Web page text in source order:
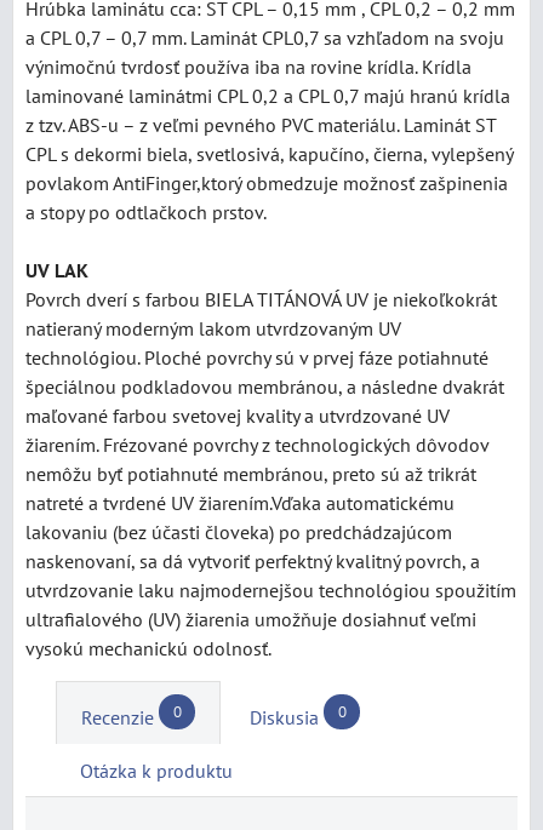
Hrúbka laminátu cca: ST CPL – 0,15 mm , CPL 0,2 – 0,2 mm
a CPL 0,7 – 0,7 mm. Laminát CPL0,7 sa vzhľadom na svoju
výnimočnú tvrdosť používa iba na rovine krídla. Krídla
laminované laminátmi CPL 0,2 a CPL 0,7 majú hranú krídla
z tzv. ABS-u – z veľmi pevného PVC materiálu. Laminát ST
CPL s dekormi biela, svetlosivá, kapučíno, čierna, vylepšený
povlakom AntiFinger,ktorý obmedzuje možnosť zašpinenia
a stopy po odtlačkoch prstov.
UV LAK
Povrch dverí s farbou BIELA TITÁNOVÁ UV je niekoľkokrát
natieraný moderným lakom utvrdzovaným UV
technológiou. Ploché povrchy sú v prvej fáze potiahnuté
špeciálnou podkladovou membránou, a následne dvakrát
maľované farbou svetovej kvality a utvrdzované UV
žiarením. Frézované povrchy z technologických dôvodov
nemôžu byť potiahnuté membránou, preto sú až trikrát
natreté a tvrdené UV žiarením.Vďaka automatickému
lakovaniu (bez účasti človeka) po predchádzajúcom
naskenovaní, sa dá vytvoriť perfektný kvalitný povrch, a
utvrdzovanie laku najmodernejšou technológiou spoužitím
ultrafialového (UV) žiarenia umožňuje dosiahnuť veľmi
vysokú mechanickú odolnosť.
Recenzie 0 Diskusia 0
Otázka k produktu